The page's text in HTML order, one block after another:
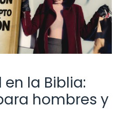
la Biblia:
hombres y